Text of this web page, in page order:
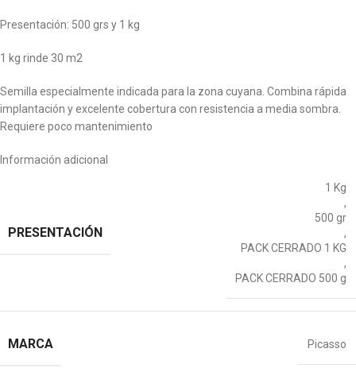
Presentación: 500 grs y 1 kg
1 kg rinde 30 m2
Semilla especialmente indicada para la zona cuyana. Combina rápida
implantación y excelente cobertura con resistencia a media sombra.
Requiere poco mantenimiento
Información adicional
PRESENTACIÓN
1 Kg
,
500 gr
,
PACK CERRADO 1 KG
,
PACK CERRADO 500 g
MARCA Picasso